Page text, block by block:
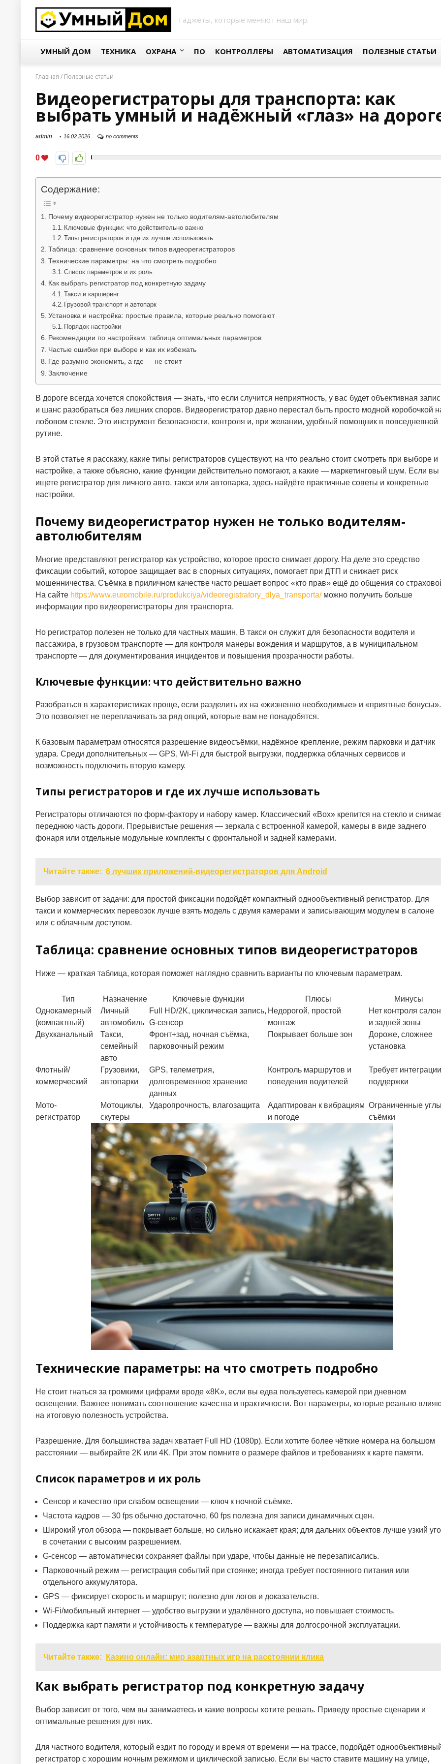
Гаджеты, которые меняют наш мир.
УМНЫЙ ДОМ ТЕХНИКА ОХРАНА ПО КОНТРОЛЛЕРЫ АВТОМАТИЗАЦИЯ ПОЛЕЗНЫЕ СТАТЬИ
Главная / Полезные статьи
Видеорегистраторы для транспорта: как
выбрать умный и надёжный «глаз» на
admin 16.02.2026 no comments
0
Содержание:
Почему видеорегистратор нужен не только водителям-автолюбителям
Ключевые функции: что действительно важно
Типы регистраторов и где их лучше использовать
Таблица: сравнение основных типов видеорегистраторов
Технические параметры: на что смотреть подробно
Список параметров и их роль
Как выбрать регистратор под конкретную задачу
Такси и каршеринг
Грузовой транспорт и автопарк
Установка и настройка: простые правила, которые реально помогают
Порядок настройки
Рекомендации по настройкам: таблица оптимальных параметров
Частые ошибки при выборе и как их избежать
Где разумно экономить, а где — не стоит
Заключение
В дороге всегда хочется спокойствия — знать, что если случится неприятность, у вас будет объективная
и шанс разобраться без лишних споров. Видеорегистратор давно перестал быть просто модной коробочкой
лобовом стекле. Это инструмент безопасности, контроля и, при желании, удобный помощник в повседневной
рутине.
В этой статье я расскажу, какие типы регистраторов существуют, на что реально стоит смотреть при выборе и
настройке, а также объясню, какие функции действительно помогают, а какие — маркетинговый шум. Если вы
ищете регистратор для личного авто, такси или автопарка, здесь найдёте практичные советы и конкретные
настройки.
Почему видеорегистратор нужен не только водителям-
автолюбителям
Многие представляют регистратор как устройство, которое просто снимает дорогу. На деле это средство
фиксации событий, которое защищает вас в спорных ситуациях, помогает при ДТП и снижает риск
мошенничества. Съёмка в приличном качестве часто решает вопрос «кто прав» ещё до общения со
На сайте https://www.euromobile.ru/produkciya/videoregistratory_dlya_transporta/можно получить больше
информации про видеорегистраторы для транспорта.
Но регистратор полезен не только для частных машин. В такси он служит для безопасности водителя и
пассажира, в грузовом транспорте — для контроля манеры вождения и маршрутов, а в муниципальном
транспорте — для документирования инцидентов и повышения прозрачности работы.
Ключевые функции: что действительно важно
Разобраться в характеристиках проще, если разделить их на «жизненно необходимые» и «приятные бонусы».
Это позволяет не переплачивать за ряд опций, которые вам не понадобятся.
К базовым параметрам относятся разрешение видеосъёмки, надёжное крепление, режим парковки и датчик
удара. Среди дополнительных — GPS, Wi-Fi для быстрой выгрузки, поддержка облачных сервисов и
возможность подключить вторую камеру.
Типы регистраторов и где их лучше использовать
Регистраторы отличаются по форм-фактору и набору камер. Классический «Box» крепится на стекло и
переднюю часть дороги. Прерывистые решения — зеркала с встроенной камерой, камеры в виде заднего
фонаря или отдельные модульные комплекты с фронтальной и задней камерами.
Читайте также: 6 лучших приложений-видеорегистраторов для Android
Выбор зависит от задачи: для простой фиксации подойдёт компактный однообъективный регистратор. Для
такси и коммерческих перевозок лучше взять модель с двумя камерами и записывающим модулем в салоне
или с облачным доступом.
Таблица: сравнение основных типов видеорегистраторов
Ниже — краткая таблица, которая поможет наглядно сравнить варианты по ключевым параметрам.
Тип Назначение Ключевые функции Плюсы
Минусы
Однокамерный
(компактный)
Личный
автомобиль
Full HD/2K, циклическая запись,
G-сенсор
Недорогой, простой
монтаж
Нет контроля
и задней зоны
Двухканальный
Такси,
семейный
авто
Фронт+зад, ночная съёмка,
парковочный режим
Покрывает больше зон
Дороже, сложнее
установка
Флотный/
коммерческий
Грузовики,
автопарки
GPS, телеметрия,
долговременное хранение
данных
Контроль маршрутов и
поведения водителей
Требует
поддержки
Мото-
регистратор
Мотоциклы,
скутеры
Ударопрочность, влагозащита
Адаптирован к вибрациям
и погоде
Ограниченные
съёмки
Технические параметры: на что смотреть подробно
Не стоит гнаться за громкими цифрами вроде «8K», если вы едва пользуетесь камерой при дневном
освещении. Важнее понимать соотношение качества и практичности. Вот параметры, которые реально
на итоговую полезность устройства.
Разрешение. Для большинства задач хватает Full HD (1080p). Если хотите более чёткие номера на большом
расстоянии — выбирайте 2K или 4K. При этом помните о размере файлов и требованиях к карте памяти.
Список параметров и их роль
Сенсор и качество при слабом освещении — ключ к ночной съёмке.
Частота кадров — 30 fps обычно достаточно, 60 fps полезна для записи динамичных сцен.
Широкий угол обзора — покрывает больше, но сильно искажает края; для дальних объектов лучше узкий
в сочетании с высоким разрешением.
G-сенсор — автоматически сохраняет файлы при ударе, чтобы данные не перезаписались.
Парковочный режим — регистрация событий при стоянке; иногда требует постоянного питания или
отдельного аккумулятора.
GPS — фиксирует скорость и маршрут; полезно для логов и доказательств.
Wi-Fi/мобильный интернет — удобство выгрузки и удалённого доступа, но повышает стоимость.
Поддержка карт памяти и устойчивость к температуре — важны для долгосрочной эксплуатации.
Читайте также: Казино онлайн: мир азартных игр на расстоянии клика
Как выбрать регистратор под конкретную задачу
Выбор зависит от того, чем вы занимаетесь и какие вопросы хотите решать. Приведу простые сценарии и
оптимальные решения для них.
Для частного водителя, который ездит по городу и время от времени — на трассе, подойдёт
регистратор с хорошим ночным режимом и циклической записью. Если вы часто ставите машину на улице,